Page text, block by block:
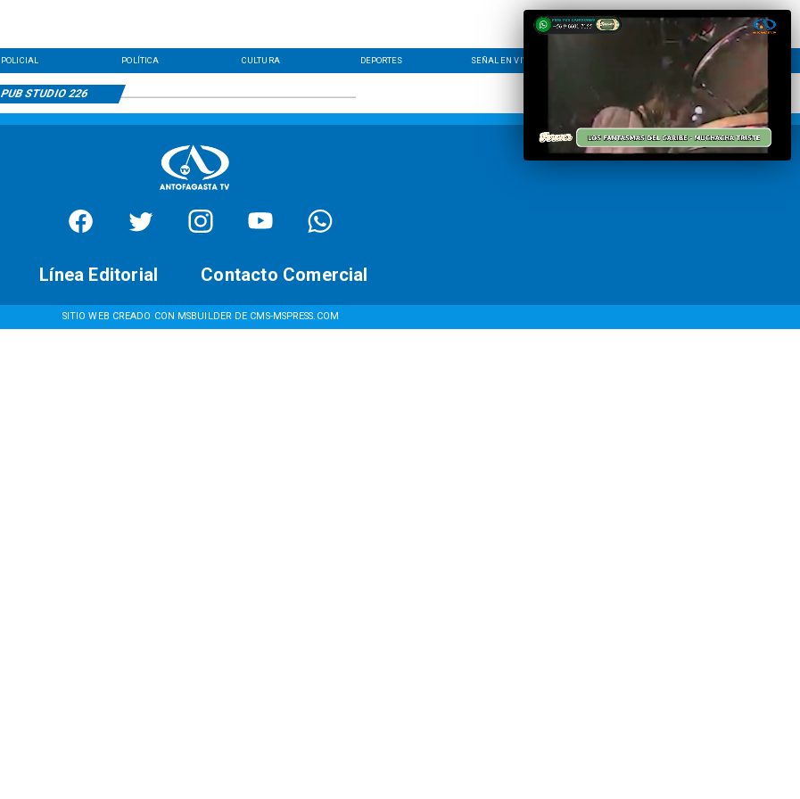
POLICIAL POLÍTICA CULTURA DEPORTES SEÑAL EN VIVO LÍNEA EDITORIAL
PUB STUDIO 226
SITIO WEB CREADO CON MSBUILDER DE CMS-MSPRESS.COM
Contacto Comercial
Línea Editorial